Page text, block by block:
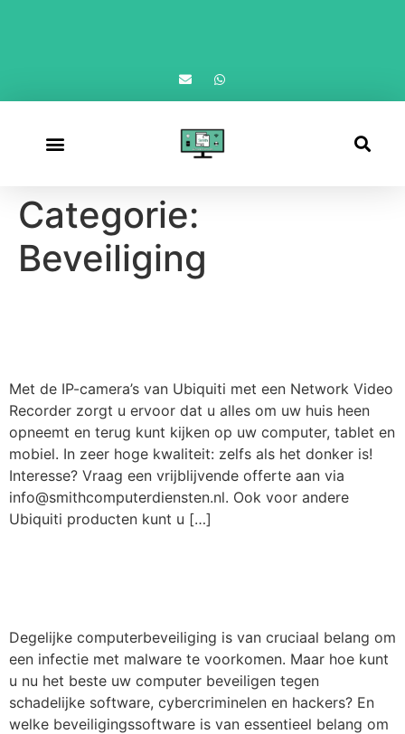
Categorie:
Beveiliging
Met de IP-camera’s van Ubiquiti met een Network Video
Recorder zorgt u ervoor dat u alles om uw huis heen
opneemt en terug kunt kijken op uw computer, tablet en
mobiel. In zeer hoge kwaliteit: zelfs als het donker is!
Interesse? Vraag een vrijblijvende offerte aan via
info@smithcomputerdiensten.nl. Ook voor andere
Ubiquiti producten kunt u […]
Degelijke computerbeveiliging is van cruciaal belang om
een infectie met malware te voorkomen. Maar hoe kunt
u nu het beste uw computer beveiligen tegen
schadelijke software, cybercriminelen en hackers? En
welke beveiligingssoftware is van essentieel belang om